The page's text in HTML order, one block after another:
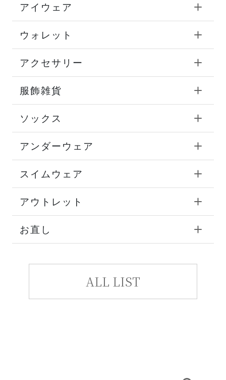
アイウェア
ウォレット
アクセサリー
服飾雑貨
ソックス
アンダーウェア
スイムウェア
アウトレット
お直し
ALL LIST